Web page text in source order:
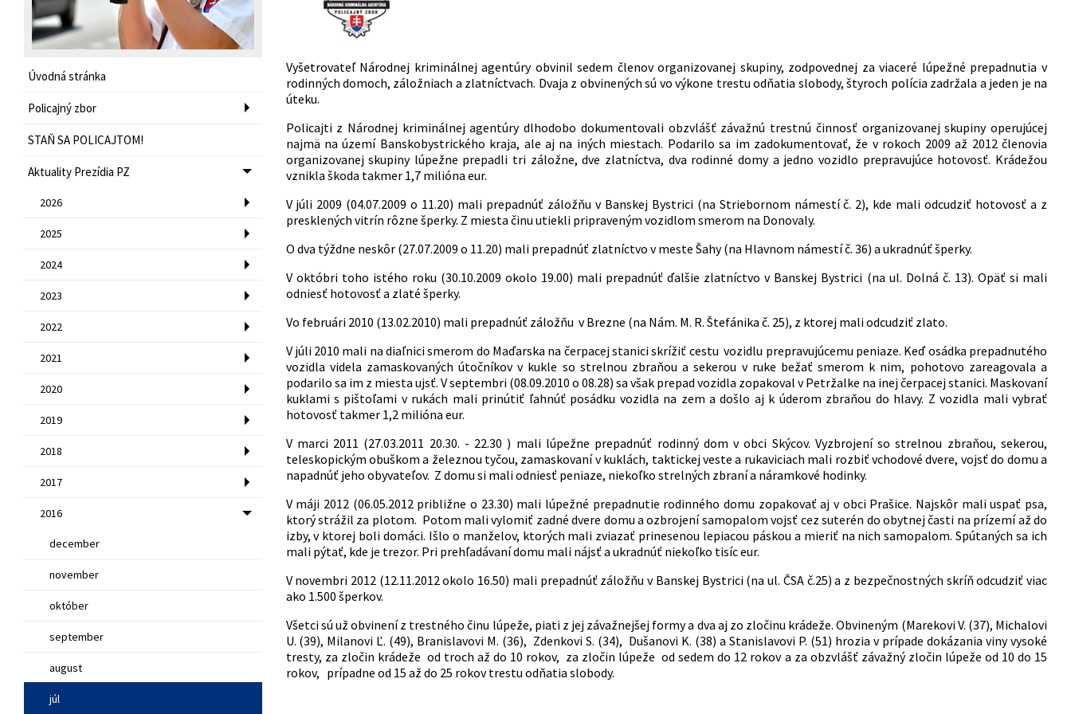
Úvodná stránka
Policajný zbor
STAŇ SA POLICAJTOM!
Aktuality Prezídia PZ
2026
2025
2024
2023
2022
2021
2020
2019
2018
2017
2016
december
november
október
september
august
júl
Vyšetrovateľ Národnej kriminálnej agentúry obvinil sedem členov organizovanej skupiny, zodpovednej za viaceré lúpežné prepadnutia v
rodinných domoch, záložniach a zlatníctvach. Dvaja z obvinených sú vo výkone trestu odňatia slobody, štyroch polícia zadržala a jeden je na
úteku.
Policajti z Národnej kriminálnej agentúry dlhodobo dokumentovali obzvlášť závažnú trestnú činnosť organizovanej skupiny operujúcej
najmä na území Banskobystrického kraja, ale aj na iných miestach. Podarilo sa im zadokumentovať, že v rokoch 2009 až 2012 členovia
organizovanej skupiny lúpežne prepadli tri záložne, dve zlatníctva, dva rodinné domy a jedno vozidlo prepravujúce hotovosť. Krádežou
vznikla škoda takmer 1,7 milióna eur.
V júli 2009 (04.07.2009 o 11.20) mali prepadnúť záložňu v Banskej Bystrici (na Striebornom námestí č. 2), kde mali odcudziť hotovosť a z
presklených vitrín rôzne šperky. Z miesta činu utiekli pripraveným vozidlom smerom na Donovaly.
O dva týždne neskôr (27.07.2009 o 11.20) mali prepadnúť zlatníctvo v meste Šahy (na Hlavnom námestí č. 36) a ukradnúť šperky.
V októbri toho istého roku (30.10.2009 okolo 19.00) mali prepadnúť ďalšie zlatníctvo v Banskej Bystrici (na ul. Dolná č. 13). Opäť si mali
odniesť hotovosť a zlaté šperky.
Vo februári 2010 (13.02.2010) mali prepadnúť záložňu v Brezne (na Nám. M. R. Štefánika č. 25), z ktorej mali odcudziť zlato.
V júli 2010 mali na diaľnici smerom do Maďarska na čerpacej stanici skrížiť cestu vozidlu prepravujúcemu peniaze. Keď osádka prepadnutého
vozidla videla zamaskovaných útočníkov v kukle so strelnou zbraňou a sekerou v ruke bežať smerom k nim, pohotovo zareagovala a
podarilo sa im z miesta ujsť. V septembri (08.09.2010 o 08.28) sa však prepad vozidla zopakoval v Petržalke na inej čerpacej stanici. Maskovaní
kuklami s pištoľami v rukách mali prinútiť ľahnúť posádku vozidla na zem a došlo aj k úderom zbraňou do hlavy. Z vozidla mali vybrať
hotovosť takmer 1,2 milióna eur.
V marci 2011 (27.03.2011 20.30. - 22.30 ) mali lúpežne prepadnúť rodinný dom v obci Skýcov. Vyzbrojení so strelnou zbraňou, sekerou,
teleskopickým obuškom a železnou tyčou, zamaskovaní v kuklách, taktickej veste a rukaviciach mali rozbiť vchodové dvere, vojsť do domu a
napadnúť jeho obyvateľov. Z domu si mali odniesť peniaze, niekoľko strelných zbraní a náramkové hodinky.
V máji 2012 (06.05.2012 približne o 23.30) mali lúpežné prepadnutie rodinného domu zopakovať aj v obci Prašice. Najskôr mali uspať psa,
ktorý strážil za plotom. Potom mali vylomiť zadné dvere domu a ozbrojení samopalom vojsť cez suterén do obytnej časti na prízemí až do
izby, v ktorej boli domáci. Išlo o manželov, ktorých mali zviazať prinesenou lepiacou páskou a mieriť na nich samopalom. Spútaných sa ich
mali pýtať, kde je trezor. Pri prehľadávaní domu mali nájsť a ukradnúť niekoľko tisíc eur.
V novembri 2012 (12.11.2012 okolo 16.50) mali prepadnúť záložňu v Banskej Bystrici (na ul. ČSA č.25) a z bezpečnostných skríň odcudziť viac
ako 1.500 šperkov.
Všetci sú už obvinení z trestného činu lúpeže, piati z jej závažnejšej formy a dva aj zo zločinu krádeže. Obvineným (Marekovi V. (37), Michalovi
U. (39), Milanovi Ľ. (49), Branislavovi M. (36), Zdenkovi S. (34), Dušanovi K. (38) a Stanislavovi P. (51) hrozia v prípade dokázania viny vysoké
tresty, za zločin krádeže od troch až do 10 rokov, za zločin lúpeže od sedem do 12 rokov a za obzvlášť závažný zločin lúpeže od 10 do 15
rokov, prípadne od 15 až do 25 rokov trestu odňatia slobody.